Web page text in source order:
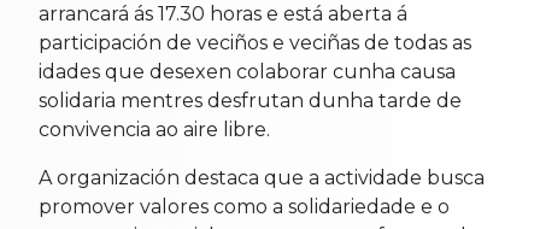
arrancará ás 17.30 horas e está aberta á
participación de veciños e veciñas de todas as
idades que desexen colaborar cunha causa
solidaria mentres desfrutan dunha tarde de
convivencia ao aire libre.
A organización destaca que a actividade busca
promover valores como a solidariedade e o